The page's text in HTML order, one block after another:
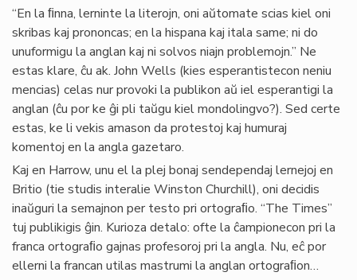
“En la ﬁnna, lerninte la literojn, oni aŭtomate scias kiel oni
skribas kaj prononcas; en la hispana kaj itala same; ni do
unuformigu la anglan kaj ni solvos niajn problemojn.” Ne
estas klare, ĉu ak. John Wells (kies esperantistecon neniu
mencias) celas nur provoki la publikon aŭ iel esperantigi la
anglan (ĉu por ke ĝi pli taŭgu kiel mondolingvo?). Sed certe
estas, ke li vekis amason da protestoj kaj humuraj
komentoj en la angla gazetaro.
Kaj en Harrow, unu el la plej bonaj sendependaj lernejoj en
Britio (tie studis interalie Winston Churchill), oni decidis
inaŭguri la semajnon per testo pri ortograﬁo. “The Times”
tuj publikigis ĝin. Kurioza detalo: ofte la ĉampionecon pri la
franca ortograﬁo gajnas profesoroj pri la angla. Nu, eĉ por
ellerni la francan utilas mastrumi la anglan ortograﬁon…